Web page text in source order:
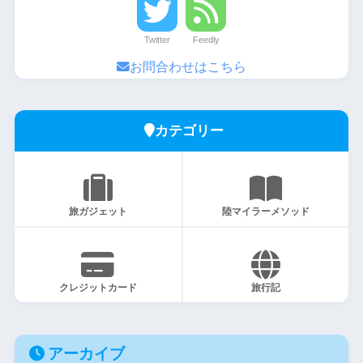
Twitter Feedly
お問合わせはこちら
カテゴリー
旅ガジェット 陸マイラーメソッド
クレジットカード 旅行記
アーカイブ